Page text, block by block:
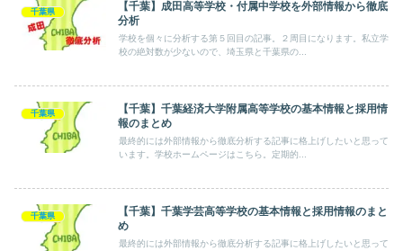
千葉県
【千葉】成田高等学校・付属中学校を外部情報から徹底
分析
学校を個々に分析する第５回目の記事。２周目になります。私立学
校の絶対数が少ないので、埼玉県と千葉県の...
千葉県
【千葉】千葉経済大学附属高等学校の基本情報と採用情
報のまとめ
最終的には外部情報から徹底分析する記事に格上げしたいと思って
います。学校ホームページはこちら。定期的...
千葉県
【千葉】千葉学芸高等学校の基本情報と採用情報のまと
め
最終的には外部情報から徹底分析する記事に格上げしたいと思って